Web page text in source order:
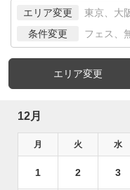
エリア変更 東京、大
条件変更 フェス、
エリア変更
12月
月 火 水
1 2 3